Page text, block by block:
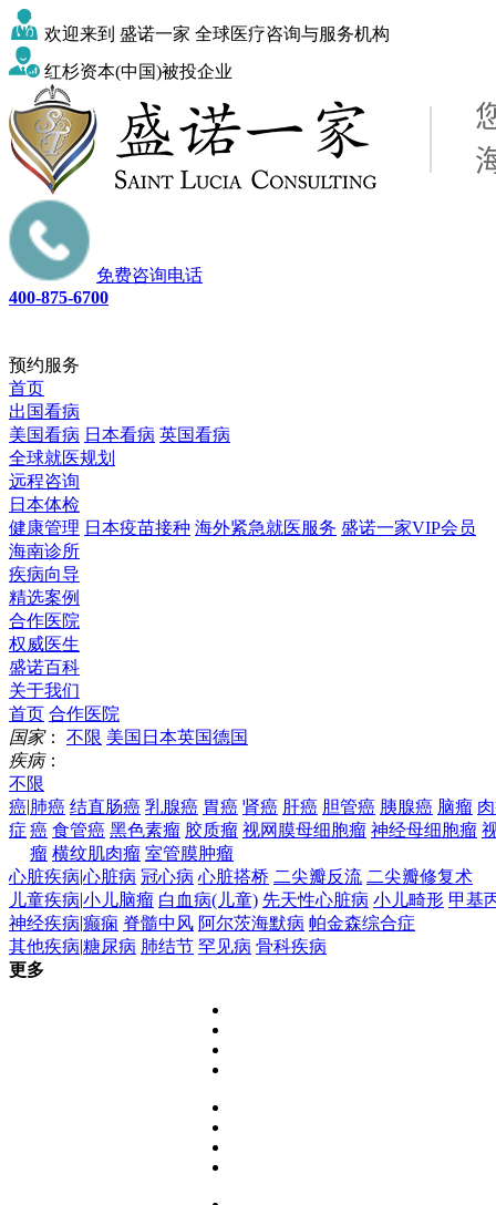
欢迎来到 盛诺一家 全球医疗咨询与服务机构
红杉资本(中国)被投企业
免费咨询电话
400-875-6700
预约服务
首页
出国看病
美国看病 日本看病 英国看病
全球就医规划
远程咨询
日本体检
健康管理 日本疫苗接种 海外紧急就医服务 盛诺一家VIP会员
海南诊所
疾病向导
精选案例
合作医院
权威医生
盛诺百科
关于我们
首页 合作医院
国家： 不限 美国 日本英国德国
疾病：
不限
癌
症
|肺癌 结直肠癌 乳腺癌 胃癌 肾癌 肝癌 胆管癌 胰腺癌 脑瘤
癌 食管癌 黑色素瘤 胶质瘤 视网膜母细胞瘤 神经母细胞瘤
瘤 横纹肌肉瘤 室管膜肿瘤
心脏疾病|心脏病 冠心病 心脏搭桥 二尖瓣反流 二尖瓣修复术
儿童疾病|小儿脑瘤 白血病(儿童) 先天性心脏病 小儿畸形 甲基
神经疾病|癫痫 脊髓中风 阿尔茨海默病 帕金森综合症
其他疾病|糖尿病 肺结节 罕见病 骨科疾病
更多